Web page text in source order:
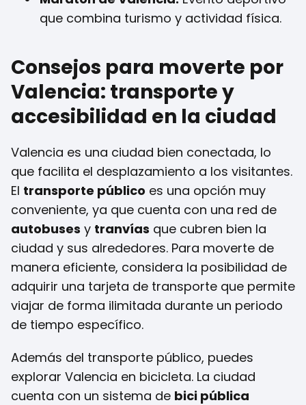
que combina turismo y actividad física.
Consejos para moverte por
Valencia: transporte y
accesibilidad en la ciudad
Valencia es una ciudad bien conectada, lo
que facilita el desplazamiento a los visitantes.
El transporte público es una opción muy
conveniente, ya que cuenta con una red de
autobuses y tranvías que cubren bien la
ciudad y sus alrededores. Para moverte de
manera eficiente, considera la posibilidad de
adquirir una tarjeta de transporte que permite
viajar de forma ilimitada durante un periodo
de tiempo específico.
Además del transporte público, puedes
explorar Valencia en bicicleta. La ciudad
cuenta con un sistema de bici pública